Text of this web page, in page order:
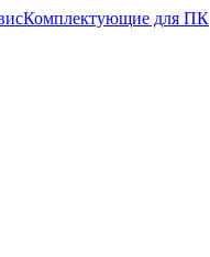
Комплектующие для ПК